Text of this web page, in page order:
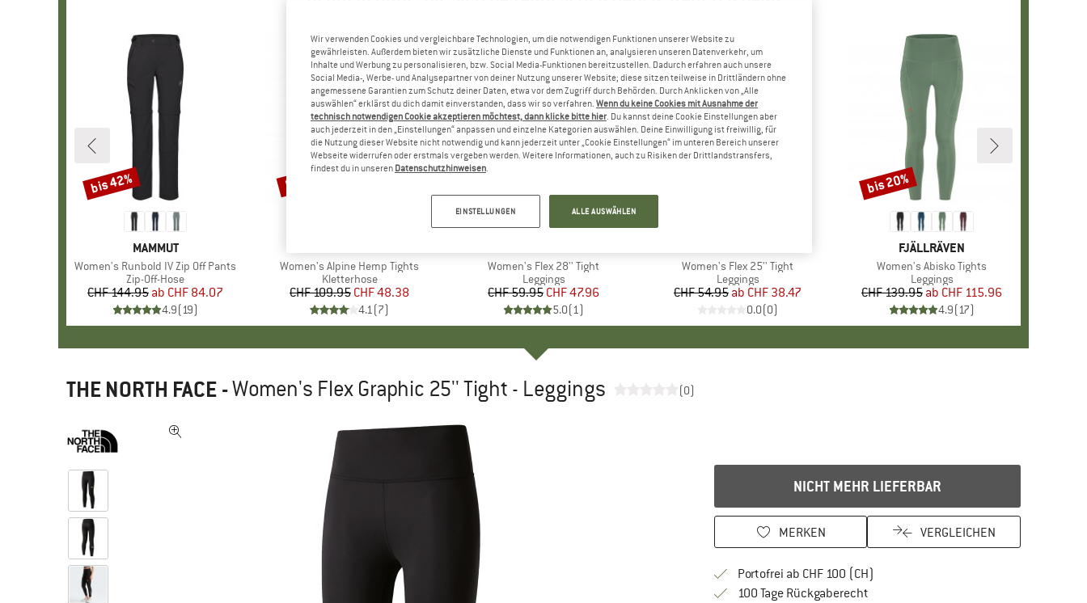
MARKE
MAMMUT
Artikel
Women's Runbold IV Zip Off Pants
Produktgruppe
Zip-Off-Hose
Preis
CHF 144.95 reduzierter Preis
ab CHF 84.07
4.9(19)
Rabatt
bis 42%
Artikel
Women's Alpine Hemp Tights
Produktgruppe
Kletterhose
Preis
CHF 109.95reduzierter Preis
CHF 48.38
4.1(7)
Rabatt
56%
Artikel
Women's Flex 28'' Tight
Produktgruppe
Leggings
Preis
CHF 59.95reduzierter Preis
CHF 47.96
5.0(1)
Artikel
Women's Flex 25'' Tight
Produktgruppe
Leggings
Preis
CHF 54.95 reduzierter Preis
ab CHF 38.47
0.0(0)
MARKE
FJÄLLRÄVEN
Artikel
Women's Abisko Tights
Produktgruppe
Leggings
Preis
CHF 139.95 reduzierter Preis
ab CHF 115.96
4.9(17)
Rabatt
bis 20%
THE NORTH FACE -Women's Flex Graphic 25'' Tight - Leggings (0)
NICHT MEHR LIEFERBAR
MERKEN VERGLEICHEN
Portofrei ab CHF 100 (CH)
100 Tage RückgaberechtGehe hier zu den Rückgabe-Richtlinien
Wir verwenden Cookies und vergleichbare Technologien, um die notwendigen Funktionen unserer Website zu
gewährleisten. Außerdem bieten wir zusätzliche Dienste und Funktionen an, analysieren unseren Datenverkehr, um
Inhalte und Werbung zu personalisieren, bzw. Social Media-Funktionen bereitzustellen. Dadurch erfahren auch unsere
Social Media-, Werbe- und Analysepartner von deiner Nutzung unserer Website; diese sitzen teilweise in Drittländern ohne
angemessene Garantien zum Schutz deiner Daten, etwa vor dem Zugriff durch Behörden. Durch Anklicken von „Alle
auswählen“ erklärst du dich damit einverstanden, dass wir so verfahren. Wenn du keine Cookies mit Ausnahme der
technisch notwendigen Cookie akzeptieren möchtest, dann klicke bitte hier. Du kannst deine Cookie Einstellungen aber
auch jederzeit in den „Einstellungen“ anpassen und einzelne Kategorien auswählen. Deine Einwilligung ist freiwillig, für
die Nutzung dieser Website nicht notwendig und kann jederzeit unter „Cookie Einstellungen“ im unteren Bereich unserer
Webseite widerrufen oder erstmals vergeben werden. Weitere Informationen, auch zu Risiken der Drittlandstransfers,
findest du in unseren Datenschutzhinweisen.
EINSTELLUNGEN ALLE AUSWÄHLEN